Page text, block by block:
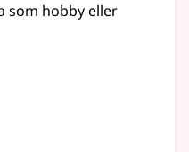
som hobby eller